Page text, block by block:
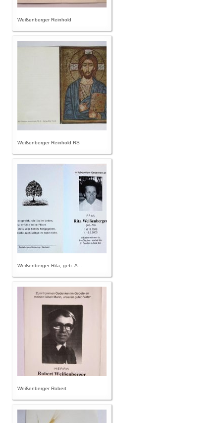
Weißenberger Reinhold
Weißenberger Reinhold RS
Weißenberger Rita, geb. A...
Weißenberger Robert